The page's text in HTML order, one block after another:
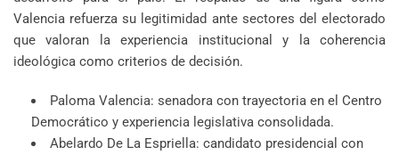
Valencia refuerza su legitimidad ante sectores del electorado
que valoran la experiencia institucional y la coherencia
ideológica como criterios de decisión.
Paloma Valencia: senadora con trayectoria en el Centro
Democrático y experiencia legislativa consolidada.
Abelardo De La Espriella: candidato presidencial con